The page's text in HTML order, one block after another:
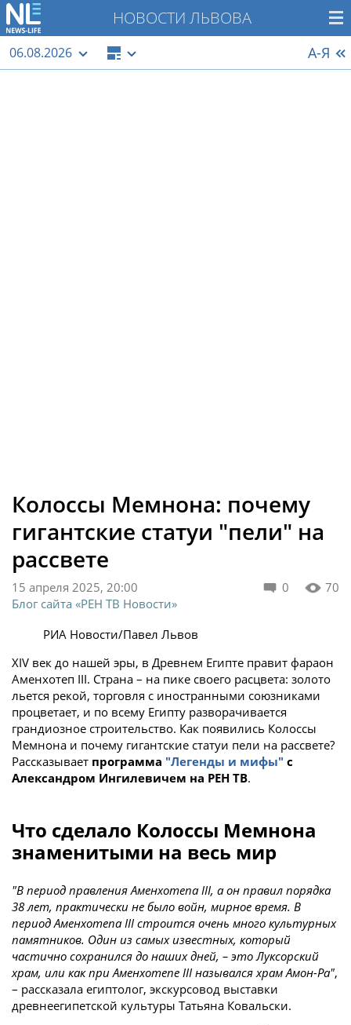
НОВОСТИ ЛЬВОВА
06.08.2026 А-Я
Колоссы Мемнона: почему
гигантские статуи "пели" на
рассвете
0 70
15 апреля 2025, 20:00
Блог сайта «РЕН ТВ Новости»
РИА Новости/Павел Львов
XIV век до нашей эры, в Древнем Египте правит фараон
Аменхотеп III. Страна – на пике своего расцвета: золото
льется рекой, торговля с иностранными союзниками
процветает, и по всему Египту разворачивается
грандиозное строительство. Как появились Колоссы
Мемнона и почему гигантские статуи пели на рассвете?
Рассказывает программа "Легенды и мифы" с
Александром Ингилевичем на РЕН ТВ.
Что сделало Колоссы Мемнона
знаменитыми на весь мир
"В период правления Аменхотепа III, а он правил порядка
38 лет, практически не было войн, мирное время. В
период Аменхотепа III строится очень много культурных
памятников. Один из самых известных, который
частично сохранился до наших дней, – это Луксорский
храм, или как при Аменхотепе III назывался храм Амон-Ра",
– рассказала египтолог, экскурсовод выставки
древнеегипетской культуры Татьяна Ковальски.